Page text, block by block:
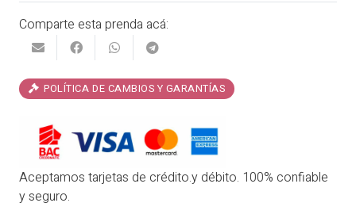
Comparte esta prenda acá:
POLÍTICA DE CAMBIOS Y GARANTÍAS
Aceptamos tarjetas de crédito.y débito. 100% confiable
y seguro.